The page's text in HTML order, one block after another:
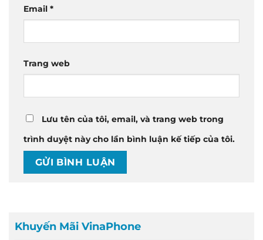
Email *
Trang web
Lưu tên của tôi, email, và trang web trong
trình duyệt này cho lần bình luận kế tiếp của tôi.
Khuyến Mãi VinaPhone